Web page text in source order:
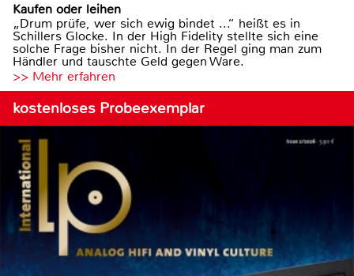
Kaufen oder leihen
„Drum prüfe, wer sich ewig bindet ...“ heißt es in
Schillers Glocke. In der High Fidelity stellte sich eine
solche Frage bisher nicht. In der Regel ging man zum
Händler und tauschte Geld gegen Ware.
>> Mehr erfahren
kostenloses Probeexemplar